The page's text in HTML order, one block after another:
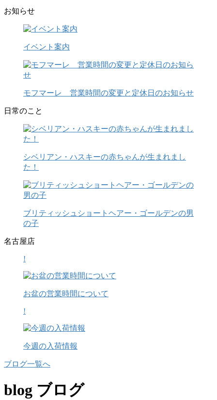
お知らせ
イベント案内
モフマーレ 営業時間の変更と定休日のお知らせ
日常のこと
シベリアン・ハスキーの赤ちゃんが生まれまし
た！
ブリティッシュショートヘアー・ゴールデンの男
の子
名古屋店
!
お盆の営業時間について
!
今週の入荷情報
ブログ一覧へ
blog ブログ